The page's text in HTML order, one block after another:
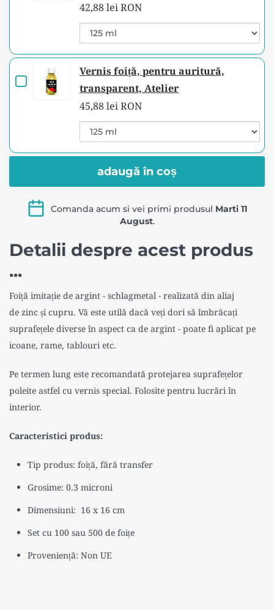
pe
bază
de
uscare
minute,
Atelier
42,88 lei RON
Variant
selector
for
Mixtion,
adeziv
pe
bază
de
apă,
fără
diluare,
uscare
minute,
Atelier
Checkbox
pentru
transparent,
Atelier
Vernis foiță, pentru auritură,
transparent, Atelier
45,88 lei RON
Variant
selector
for
Vernis
foiță,
pentru
auritură,
Atelier
adaugă în coș
Comanda acum si vei primi produsul Marti 11
August.
Detalii despre acest produs
...
Foiță imitație de argint - schlagmetal - realizată din aliaj
de zinc și cupru. Vă este utilă dacă veți dori să îmbrăcați
suprafețele diverse în aspect ca de argint - poate fi aplicat pe
icoane, rame, tablouri etc.
Pe termen lung este recomandată protejarea suprafețelor
poleite astfel cu vernis special. Folosite pentru lucrări în
interior.
Caracteristici produs:
Tip produs: foiță, fără transfer
Grosime: 0.3 microni
Dimensiuni: 16 x 16 cm
Set cu 100 sau 500 de foițe
Proveniență: Non UE